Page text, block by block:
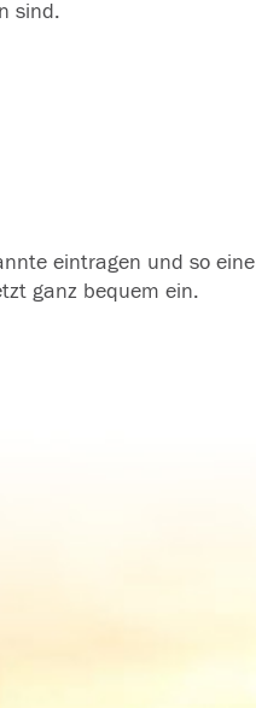
sind.
eintragen und so eine
ganz bequem ein.